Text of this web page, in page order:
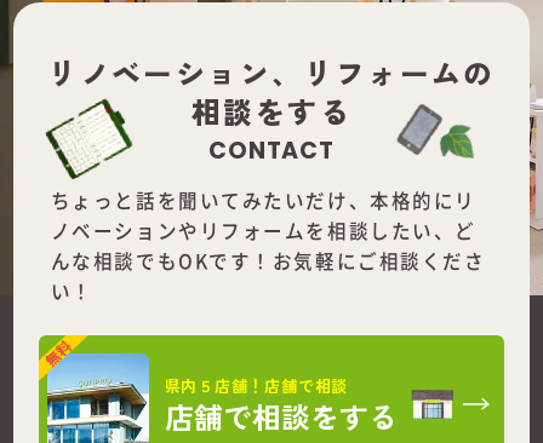
リノベーション、
リフォームの
相談をする
CONTACT
ちょっと話を聞いてみたいだけ、本格的にリ
ノベーションやリフォームを相談したい、ど
んな相談でもOKです！お気軽にご相談くださ
い！
県内５店舗！店舗で相談
店舗で相談をする